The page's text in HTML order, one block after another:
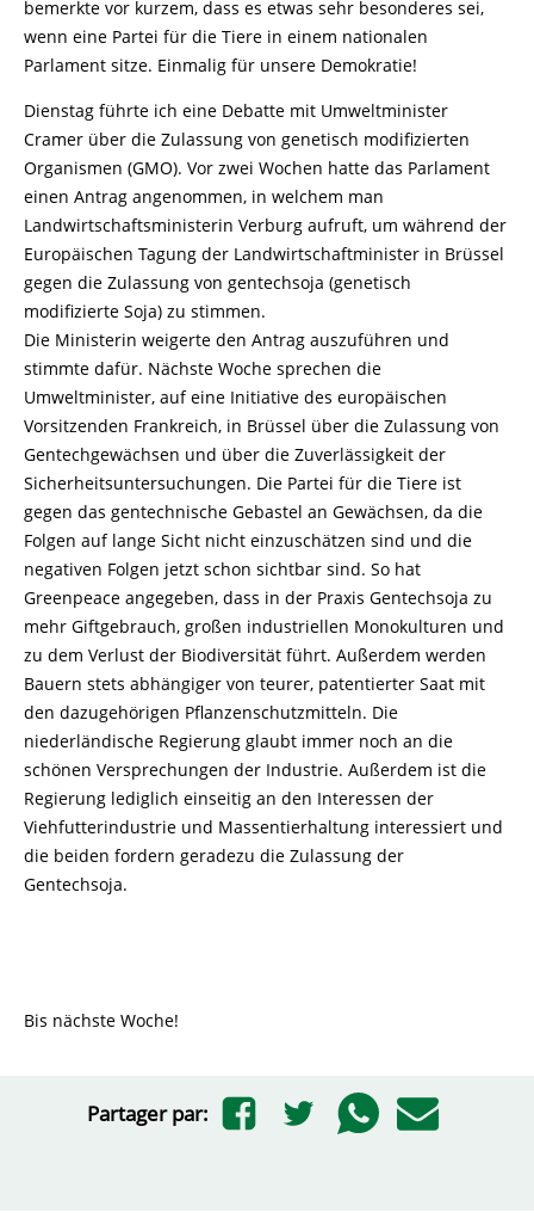
bemerkte vor kurzem, dass es etwas sehr besonderes sei,
wenn eine Partei für die Tiere in einem nationalen
Parlament sitze. Einmalig für unsere Demokratie!
Dienstag führte ich eine Debatte mit Umweltminister
Cramer über die Zulassung von genetisch modifizierten
Organismen (GMO). Vor zwei Wochen hatte das Parlament
einen Antrag angenommen, in welchem man
Landwirtschaftsministerin Verburg aufruft, um während der
Europäischen Tagung der Landwirtschaftminister in Brüssel
gegen die Zulassung von gentechsoja (genetisch
modifizierte Soja) zu stimmen.
Die Ministerin weigerte den Antrag auszuführen und
stimmte dafür. Nächste Woche sprechen die
Umweltminister, auf eine Initiative des europäischen
Vorsitzenden Frankreich, in Brüssel über die Zulassung von
Gentechgewächsen und über die Zuverlässigkeit der
Sicherheitsuntersuchungen. Die Partei für die Tiere ist
gegen das gentechnische Gebastel an Gewächsen, da die
Folgen auf lange Sicht nicht einzuschätzen sind und die
negativen Folgen jetzt schon sichtbar sind. So hat
Greenpeace angegeben, dass in der Praxis Gentechsoja zu
mehr Giftgebrauch, großen industriellen Monokulturen und
zu dem Verlust der Biodiversität führt. Außerdem werden
Bauern stets abhängiger von teurer, patentierter Saat mit
den dazugehörigen Pflanzenschutzmitteln. Die
niederländische Regierung glaubt immer noch an die
schönen Versprechungen der Industrie. Außerdem ist die
Regierung lediglich einseitig an den Interessen der
Viehfutterindustrie und Massentierhaltung interessiert und
die beiden fordern geradezu die Zulassung der
Gentechsoja.
Bis nächste Woche!
Partager par: